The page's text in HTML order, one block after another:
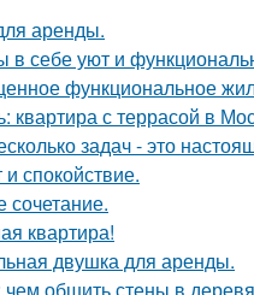
аренды.
себе уют и
функциональное
квартира с террасой в
задач - это
спокойствие.
сочетание.
квартира!
двушка для аренды.